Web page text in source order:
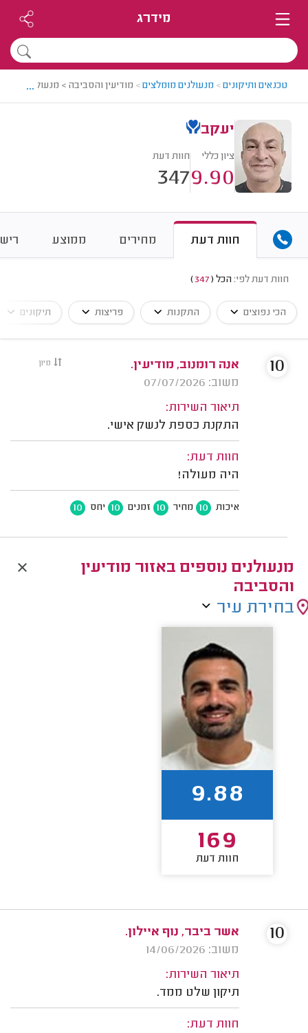
מידרג
טכנאים ותיקונים> מנעולנים מומלצים> מודיעין והסביבה > מנעולן מומלץ
...
יעקב
ציון כללי
9.90
חוות דעת
347
חוות דעת מחירים ממוצע
חוות דעת לפי: הכל (
347
)
הכי נפוצים התקנות פריצות תיקונים
מיון
אנה רומנוב, מודיעין.
משוב: 07/07/2026
תיאור השירות:
התקנת כספת לנשק אישי.
חוות דעת:
היה מעולה!
איכות 10 מחיר 10 זמנים 10 יחס 10
10
מנעולנים נוספים באזור מודיעין
והסביבה
בחירת עיר
9.88
169
חוות דעת
אשר ביבר, נוף איילון.
משוב: 14/06/2026
תיאור השירות:
תיקון שלט ממד.
חוות דעת:
10